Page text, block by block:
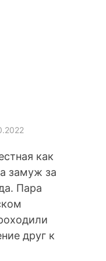
как
замуж за
Пара
друг к